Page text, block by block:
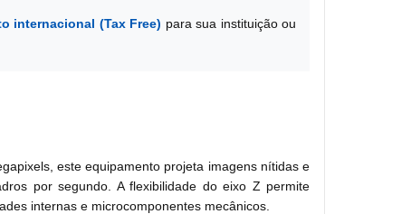
internacional (Tax Free) para sua instituição ou
este equipamento projeta imagens nítidas e
por segundo. A flexibilidade do eixo Z permite
internas e microcomponentes mecânicos.